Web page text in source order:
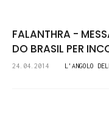
FALANTHRA -
DO BRASIL PER
24.04.2014 L'ANGOLO